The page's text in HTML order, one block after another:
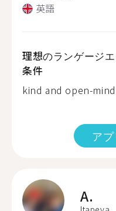
英語
理想のランゲージ
条件
kind and open-
ア
A.